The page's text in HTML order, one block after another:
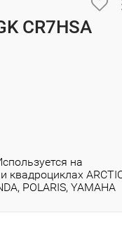
CR7HSA
на
квадроциклах
POLARIS, YAMAHA